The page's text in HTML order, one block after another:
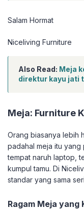
Salam Hormat
Niceliving Furniture
Also Read: Meja
direktur kayu jati
Meja: Furniture
Orang biasanya lebih
padahal meja itu
tempat naruh laptop,
kumpul tamu. Di
standar yang sama
Ragam Meja yang